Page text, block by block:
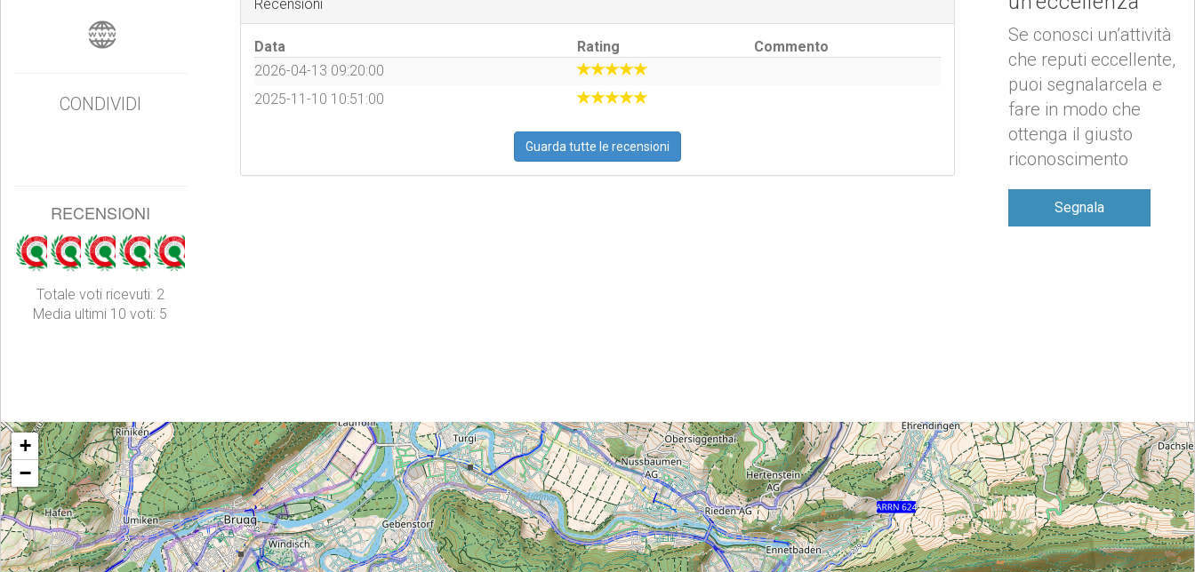
Recensioni
Data Rating
Commento
2026-04-13 09:20:00
2025-11-10 10:51:00
Guarda tutte le recensioni
CONDIVIDI
RECENSIONI
Totale voti ricevuti: 2
Media ultimi 10 voti: 5
Se conosci un’attività
che reputi eccellente,
puoi segnalarcela e
fare in modo che
ottenga il giusto
riconoscimento
Segnala